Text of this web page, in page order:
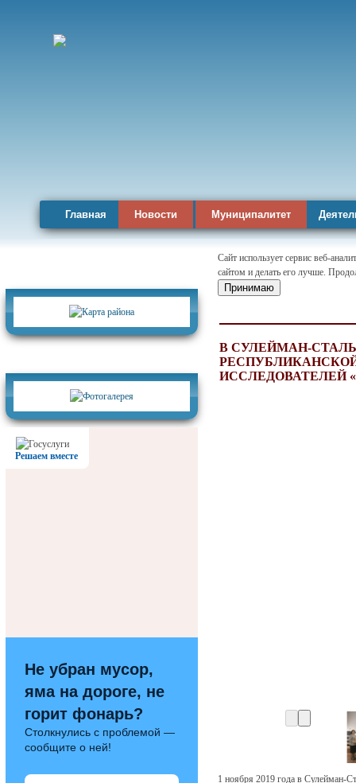
Главная Новости Муниципалитет
Решаем вместе
Не убран мусор,
яма на дороге, не
горит фонарь?
Столкнулись с проблемой —
сообщите о ней!
Сайт использует сервис веб-
сайтом и делать его лучше.
Принимаю
В СУЛЕЙМАН-
ИССЛЕДОВАТЕЛЕЙ
1 ноября 2019 года в Сулейман-